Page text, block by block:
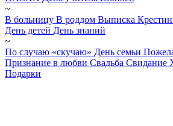
~
В больницу В роддом Выписка
День детей День знаний
~
По случаю «скучаю» День семьи
Признание в любви Свадьба Свидание
Подарки